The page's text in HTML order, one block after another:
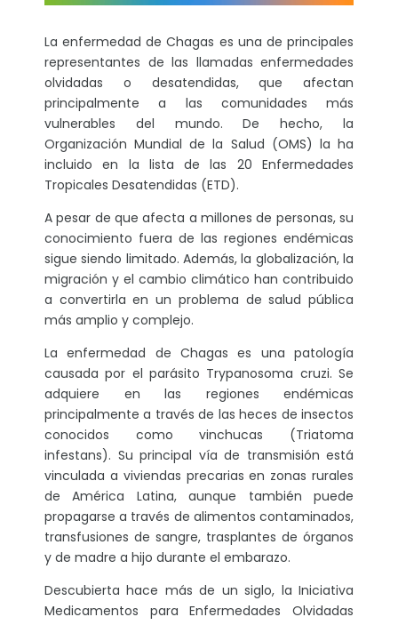
La enfermedad de Chagas es una de principales
representantes de las llamadas enfermedades
olvidadas o desatendidas, que afectan
principalmente a las comunidades más
vulnerables del mundo. De hecho, la
Organización Mundial de la Salud (OMS) la ha
incluido en la lista de las 20 Enfermedades
Tropicales Desatendidas (ETD).
A pesar de que afecta a millones de personas, su
conocimiento fuera de las regiones endémicas
sigue siendo limitado. Además, la globalización, la
migración y el cambio climático han contribuido
a convertirla en un problema de salud pública
más amplio y complejo.
La enfermedad de Chagas es una patología
causada por el parásito Trypanosoma cruzi. Se
adquiere en las regiones endémicas
principalmente a través de las heces de insectos
conocidos como vinchucas (Triatoma
infestans). Su principal vía de transmisión está
vinculada a viviendas precarias en zonas rurales
de América Latina, aunque también puede
propagarse a través de alimentos contaminados,
transfusiones de sangre, trasplantes de órganos
y de madre a hijo durante el embarazo.
Descubierta hace más de un siglo, la Iniciativa
Medicamentos para Enfermedades Olvidadas